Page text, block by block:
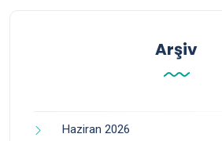
Arşiv
Haziran 2026